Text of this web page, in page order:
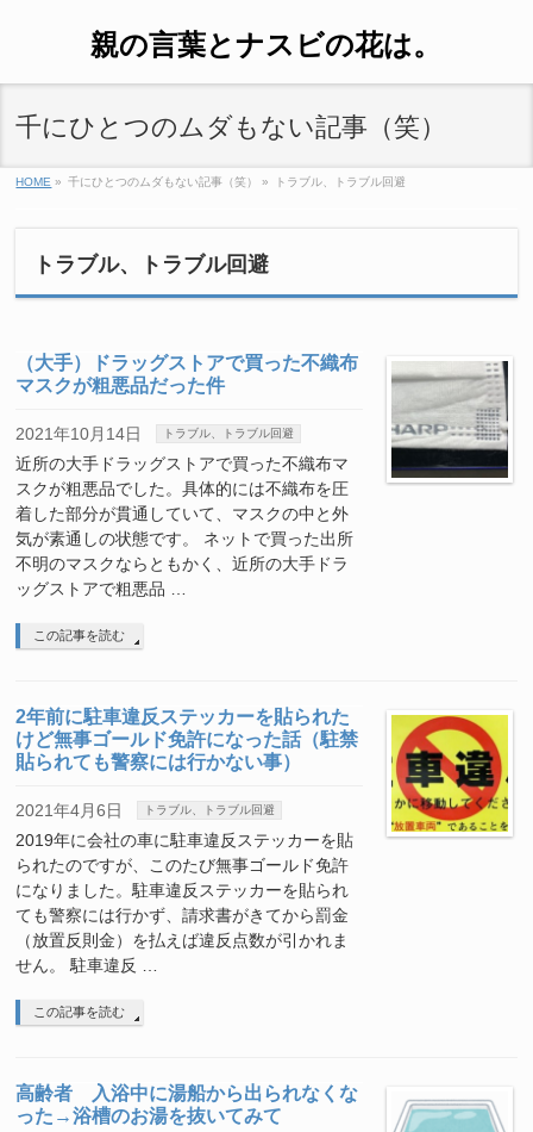
親の言葉とナスビの花は。
千にひとつのムダもない記事（笑）
HOME » 千にひとつのムダもない記事（笑） » トラブル、トラブル回避
トラブル、トラブル回避
（大手）ドラッグストアで買った不織布
マスクが粗悪品だった件
2021年10月14日 トラブル、トラブル回避
近所の大手ドラッグストアで買った不織布マ
スクが粗悪品でした。具体的には不織布を圧
着した部分が貫通していて、マスクの中と外
気が素通しの状態です。 ネットで買った出所
不明のマスクならともかく、近所の大手ドラ
ッグストアで粗悪品 …
この記事を読む
2年前に駐車違反ステッカーを貼られた
けど無事ゴールド免許になった話（駐禁
貼られても警察には行かない事）
2021年4月6日 トラブル、トラブル回避
2019年に会社の車に駐車違反ステッカーを貼
られたのですが、このたび無事ゴールド免許
になりました。駐車違反ステッカーを貼られ
ても警察には行かず、請求書がきてから罰金
（放置反則金）を払えば違反点数が引かれま
せん。 駐車違反 …
この記事を読む
高齢者 入浴中に湯船から出られなくな
った→浴槽のお湯を抜いてみて